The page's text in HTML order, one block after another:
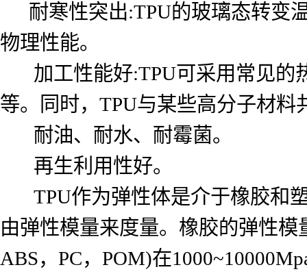
耐寒性突出:TPU的玻璃态转变
物理性能。
加工性能好:TPU可采用常见的
等。同时，TPU与某些高分子材
耐油、耐水、耐霉菌。
再生利用性好。
TPU作为弹性体是介于橡胶和塑
由弹性模量来度量。橡胶的弹性模
ABS，PC，POM)在